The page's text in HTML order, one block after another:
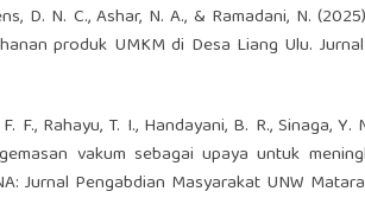
D. N. C., Ashar, N. A., & Ramadani, N.
produk UMKM di Desa Liang Ulu.
F., Rahayu, T. I., Handayani, B. R., Sinaga, Y.
vakum sebagai upaya untuk
Jurnal Pengabdian Masyarakat UNW